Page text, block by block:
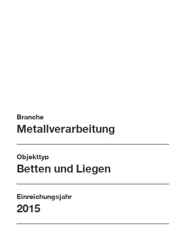
Branche
Metallverarbeitung
Objekttyp
Betten und Liegen
Einreichungsjahr
2015